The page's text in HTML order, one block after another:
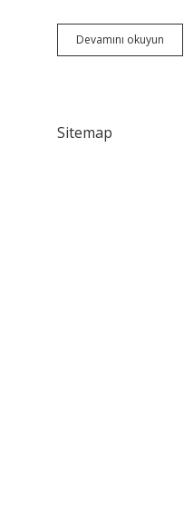
Devamını okuyun
Nasıl
Sitemap